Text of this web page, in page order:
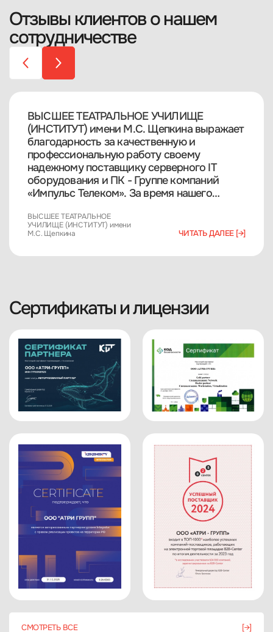
Отзывы клиентов о нашем
сотрудничестве
ВЫСШЕЕ ТЕАТРАЛЬНОЕ УЧИЛИЩЕ
(ИНСТИТУТ) имени М.С. Щепкина выражает
благодарность за качественную и
профессиональную работу своему
надежному поставщику серверного IT
оборудования и ПК - Группе компаний
«Импульс Телеком». За время нашего
зарекомендовала себя с положительной
стороны.<br>
<li>широкий ассортимент продукции в
склада;</li>
<li>
отличное сочетание цены и качества.</li>
</ul>
Мы высоко ценим совместную работу с
Вашей компанией и выражаем надежду на
дальнейшее тесное сотрудничество.
Можем рекомендовать Группу компаний
«Импульс Телеком» как надежного
партнера.
ВЫСШЕЕ ТЕАТРАЛЬНОЕ
УЧИЛИЩЕ (ИНСТИТУТ) имени
М.С. Щепкина
ЧИТАТЬ ДАЛЕЕ [→]
Сертификаты и лицензии
СМОТРЕТЬ ВСЕ [→]